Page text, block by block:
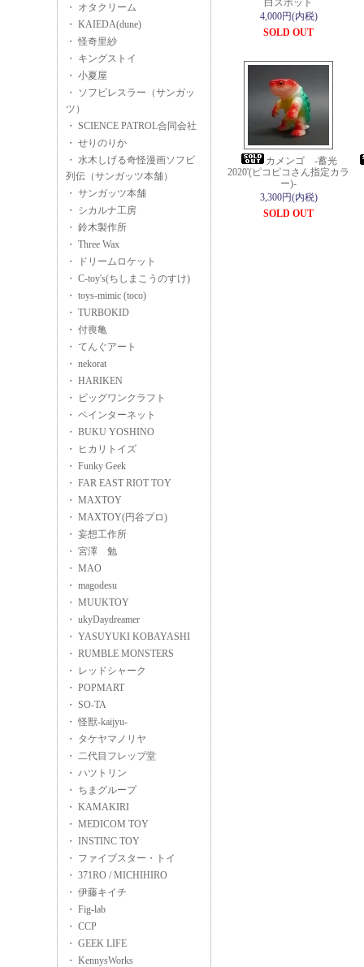
・ オタクリーム
・ KAIEDA(dune)
・ 怪奇里紗
・ キングストイ
・ 小夏屋
・ ソフビレスラー（サンガッ
ツ）
・ SCIENCE PATROL合同会社
・ せりのりか
・ 水木しげる奇怪漫画ソフビ
列伝（サンガッツ本舗）
・ サンガッツ本舗
・ シカルナ工房
・ 鈴木製作所
・ Three Wax
・ ドリームロケット
・ C-toy's(ちしまこうのすけ)
・ toys-mimic (toco)
・ TURBOKID
・ 付喪亀
・ てんぐアート
・ nekorat
・ HARIKEN
・ ビッグワンクラフト
・ ペインターネット
・ BUKU YOSHINO
・ ヒカリトイズ
・ Funky Geek
・ FAR EAST RIOT TOY
・ MAXTOY
・ MAXTOY(円谷プロ)
・ 妄想工作所
・ 宮澤 勉
・ MAO
・ magodesu
・ MUUKTOY
・ ukyDaydreamer
・ YASUYUKI KOBAYASHI
・ RUMBLE MONSTERS
・ レッドシャーク
・ POPMART
・ SO-TA
・ 怪獣-kaijyu-
・ タケヤマノリヤ
・ 二代目フレップ堂
・ ハツトリン
・ ちまグループ
・ KAMAKIRI
・ MEDICOM TOY
・ INSTINC TOY
・ ファイブスター・トイ
・ 371RO / MICHIHIRO
・ 伊藤キイチ
・ Fig-lab
・ CCP
・ GEEK LIFE
・ KennysWorks
白スポット
4,000円(内税)
SOLD OUT
カメンゴ -蓄光
2020'(ピコピコさん指定カラ
ー)-
3,300円(内税)
SOLD OUT